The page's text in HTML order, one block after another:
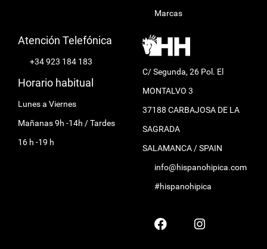
Marcas
Atención Telefónica
+34 923 184 183
Horario habitual
Lunes a Viernes
Mañanas 9h -14h / Tardes
16 h -19 h
C/ Segunda, 26 Pol. El
MONTALVO 3
37188 CARBAJOSA DE LA
SAGRADA
SALAMANCA / SPAIN
info@hispanohipica.com
#hispanohipica